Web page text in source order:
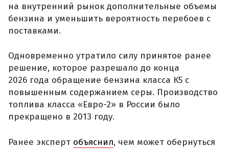
на внутренний рынок дополнительные объемы
бензина и уменьшить вероятность перебоев с
поставками.
Одновременно утратило силу принятое ранее
решение, которое разрешало до конца
2026 года обращение бензина класса К5 с
повышенным содержанием серы. Производство
топлива класса «Евро-2» в России было
прекращено в 2013 году.
Ранее эксперт объяснил, чем может обернуться